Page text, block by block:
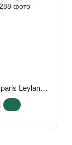
Кипарис Голд (Cupressocyparis Leylandii 'Gold') д17